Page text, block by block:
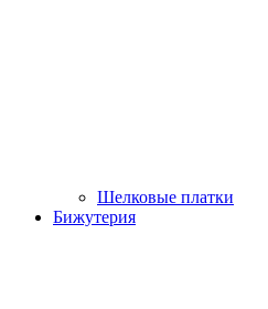
Шелковые платки
Бижутерия